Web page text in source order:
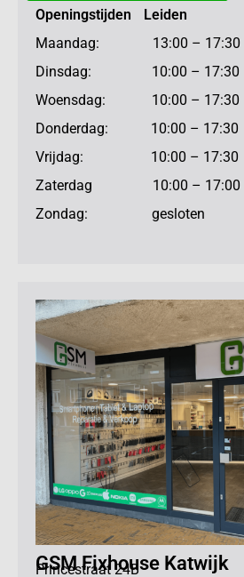
Openingstijden Leiden
Maandag: 13:00 – 17:30
Dinsdag: 10:00 – 17:30
Woensdag: 10:00 – 17:30
Donderdag: 10:00 – 17:30
Vrijdag: 10:00 – 17:30
Zaterdag 10:00 – 17:00
Zondag: gesloten
GSM Fixhouse Katwijk
Princestraat 24B